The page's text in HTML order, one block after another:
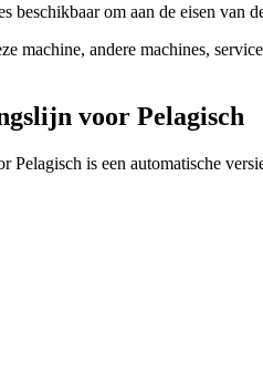
om aan de eisen van
machine, andere machines,
voor Pelagisch
is een automatische